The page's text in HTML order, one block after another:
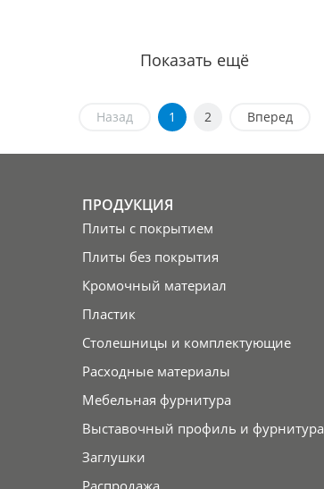
Показать ещё
Назад 1 2 Вперед
ПРОДУКЦИЯ
Плиты с покрытием
Плиты без покрытия
Кромочный материал
Пластик
Столешницы и комплектующие
Расходные материалы
Мебельная фурнитура
Выставочный профиль и фурнитура
Заглушки